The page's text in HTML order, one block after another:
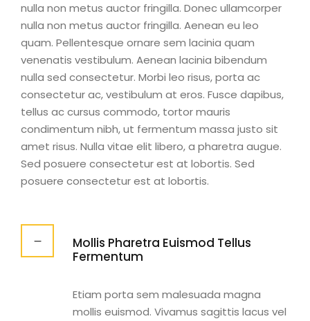
nulla non metus auctor fringilla. Donec ullamcorper
nulla non metus auctor fringilla. Aenean eu leo
quam. Pellentesque ornare sem lacinia quam
venenatis vestibulum. Aenean lacinia bibendum
nulla sed consectetur. Morbi leo risus, porta ac
consectetur ac, vestibulum at eros. Fusce dapibus,
tellus ac cursus commodo, tortor mauris
condimentum nibh, ut fermentum massa justo sit
amet risus. Nulla vitae elit libero, a pharetra augue.
Sed posuere consectetur est at lobortis. Sed
posuere consectetur est at lobortis.
Mollis Pharetra Euismod Tellus
Fermentum
Etiam porta sem malesuada magna
mollis euismod. Vivamus sagittis lacus vel